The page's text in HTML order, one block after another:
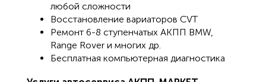
любой сложности
Восстановление вариаторов CVT
Ремонт 6-8 ступенчатых АКПП BMW,
Range Rover и многих др.
Бесплатная компьютерная диагностика